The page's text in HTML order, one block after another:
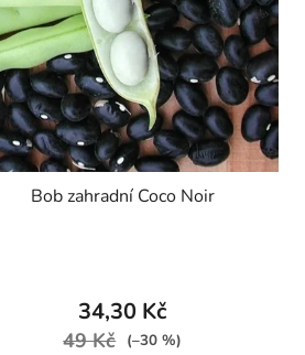
Bob zahradní Coco Noir
34,30 Kč
49 Kč (–30 %)